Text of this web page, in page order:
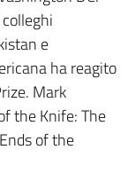
e
ha reagito
Mark
the Knife: The
of the